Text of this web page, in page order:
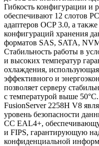
Гибкость конфигурации и
обеспечивают 12 слотов
адаптеров OCP 3.0, а
конфигураций хранения
форматов SAS, SATA,
Стабильность работы в
и высоких температур
охлаждения,
эффективного и
позволяет серверу
с температурой выше
FusionServer 2258H V8
уровень безопасности
CC EAL4+,
и FIPS, гарантирующую
конфиденциальной